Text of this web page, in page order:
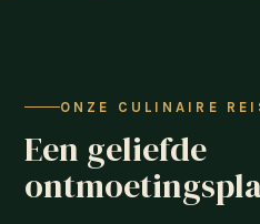
ONZE CULINAIRE
Een geliefde